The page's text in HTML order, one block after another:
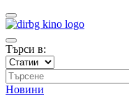
Търси в:
Новини